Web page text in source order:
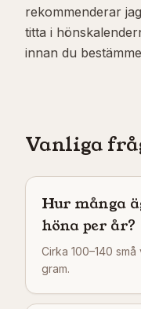
rekommenderar
titta i
innan du
Vanliga
Hur många
höna per år?
Cirka 100–140
gram.